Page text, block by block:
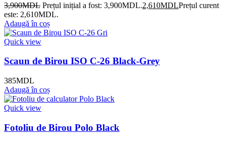
3,900MDL Prețul inițial a fost: 3,900MDL.2,610MDLPrețul curent
este: 2,610MDL.
Adaugă în coș
Quick view
Scaun de Birou ISO C-26 Black-Grey
385MDL
Adaugă în coș
Quick view
Fotoliu de Birou Polo Black